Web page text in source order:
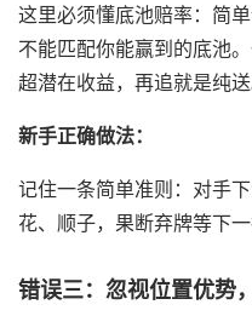
这里必须懂底池赔率：简
不能匹配你能赢到的底池
超潜在收益，再追就是纯送
新手正确做法：
记住一条简单准则：对手
花、顺子，果断弃牌等下
错误三：忽视位置优势